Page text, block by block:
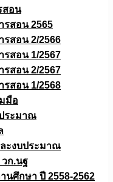
สอน
รสอน 2565
รสอน 2/2566
รสอน 1/2567
รสอน 2/2567
รสอน 1/2568
มือ
ประมาณ
ะงบประมาณ
ก.นฐ
ศึกษา ปี 2558-2562